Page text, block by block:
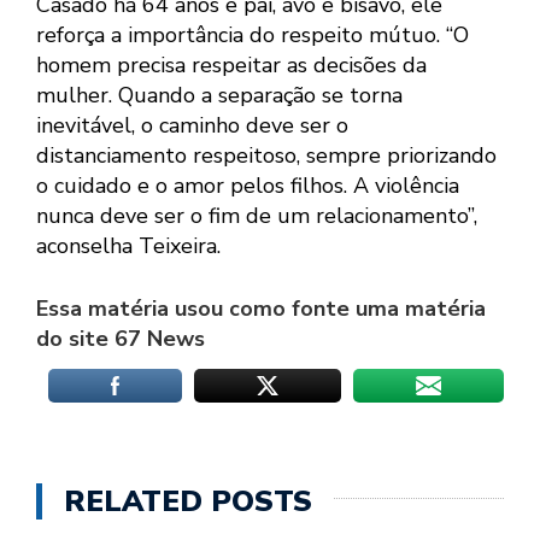
reforça a importância do respeito mútuo. “O
homem precisa respeitar as decisões da
mulher. Quando a separação se torna
inevitável, o caminho deve ser o
distanciamento respeitoso, sempre priorizando
o cuidado e o amor pelos filhos. A violência
nunca deve ser o fim de um relacionamento”,
aconselha Teixeira.
Essa matéria usou como fonte uma matéria
do site 67 News
RELATED POSTS